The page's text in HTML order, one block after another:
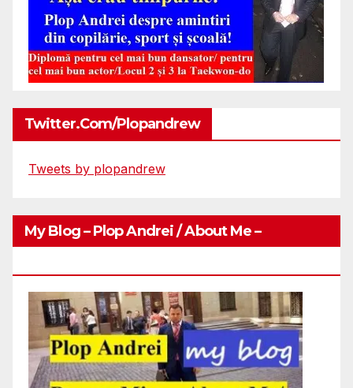
Twitter.com/plopandrew
Tweets by plopandrew
My Blog – Plop Andrei / About Me –